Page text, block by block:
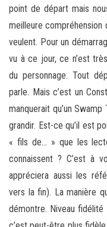
point de départ mais
meilleure
veulent. Pour un
vu à ce jour, ce n’est
du personnage. Tout
parle. Mais c’est un
manquerait qu’un
grandir. Est-ce qu’il est
« fils de… » que les
connaissent ? C’est à
appréciera aussi les
vers la fin). La manière
démontre. Niveau fidélité